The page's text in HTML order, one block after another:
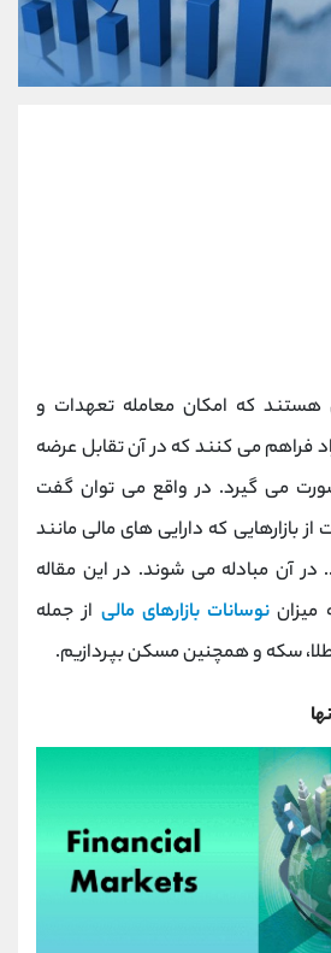
هستند که امکان معامله تعهدات و
فراهم می کنند که در آن تقابل عرضه
می گیرد. در واقع می توان گفت
از بازارهایی که دارایی های مالی مانند
آن مبادله می شوند. در این مقاله
میزاننوسانات بازارهای مالی از جمله
سکه و همچنین مسکن بپردازیم.
09101364784
شروع گفتگو
@Armteam_admin_104
021-22021030
90001030
@alireza.mehrabii
@alirezamehrabi_com